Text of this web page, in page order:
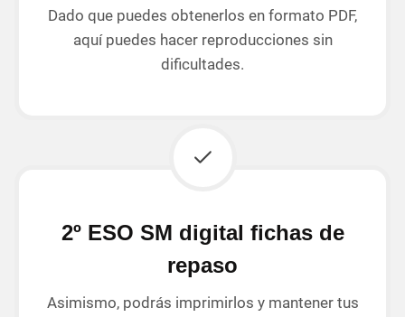
Dado que puedes obtenerlos en formato PDF,
aquí puedes hacer reproducciones sin
dificultades.
2º ESO SM digital fichas de
repaso
Asimismo, podrás imprimirlos y mantener tus